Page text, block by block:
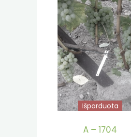
Išparduota
A – 1704